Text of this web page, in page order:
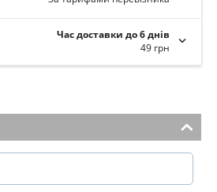
Час доставки до 6 днів
49 грн